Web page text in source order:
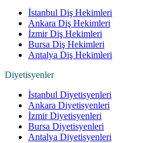
İstanbul Diş Hekimleri
Ankara Diş Hekimleri
İzmir Diş Hekimleri
Bursa Diş Hekimleri
Antalya Diş Hekimleri
Diyetisyenler
İstanbul Diyetisyenleri
Ankara Diyetisyenleri
İzmir Diyetisyenleri
Bursa Diyetisyenleri
Antalya Diyetisyenleri